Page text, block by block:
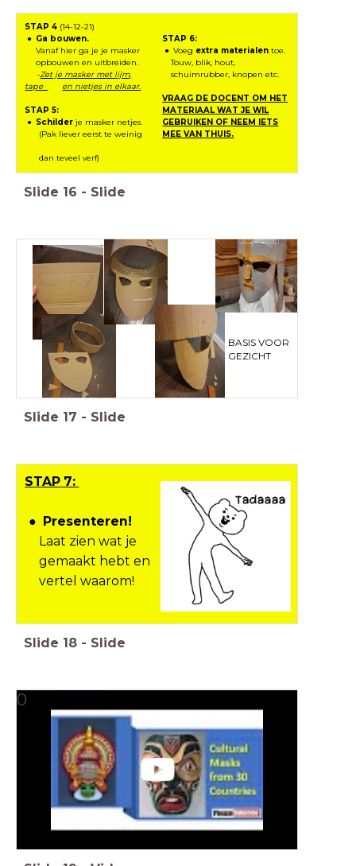
STAP 4 (14-12-21)
Ga bouwen.
Vanaf hier ga je je masker
opbouwen en uitbreiden.
-Zet je masker met lijm,
tape
en nietjes in elkaar.
STAP 5:
Schilder je masker netjes.
(Pak liever eerst te weinig
dan teveel verf)
STAP 6:
Voeg extra materialen toe.
Touw, blik, hout,
schuimrubber, knopen etc.
VRAAG DE DOCENT OM HET
MATERIAAL WAT JE WIL
GEBRUIKEN OF NEEM IETS
MEE VAN THUIS.
Slide 16 - Slide
BASIS VOOR
GEZICHT
Slide 17 - Slide
STAP 7:
Presenteren!
Laat zien wat je
gemaakt hebt en
vertel waarom!
Slide 18 - Slide
0